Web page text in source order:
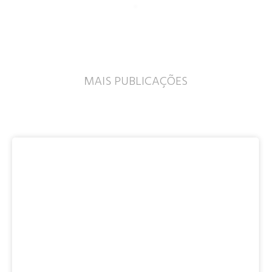
MAIS PUBLICAÇÕES